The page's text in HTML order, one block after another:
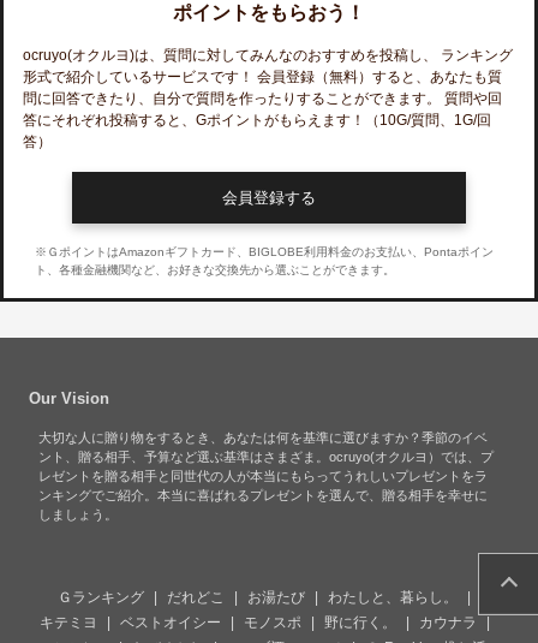
ポイントをもらおう！
ocruyo(オクルヨ)は、質問に対してみんなのおすすめを投稿し、 ランキング
形式で紹介しているサービスです！ 会員登録（無料）すると、あなたも質
問に回答できたり、自分で質問を作ったりすることができます。 質問や回
答にそれぞれ投稿すると、Gポイントがもらえます！
（10G/質問、1G/回
答）
会員登録する
※ＧポイントはAmazonギフトカード、BIGLOBE利用料金のお支払い、Pontaポイン
ト、各種金融機関など、お好きな交換先から選ぶことができます。
Our Vision
大切な人に贈り物をするとき、あなたは何を基準に選びますか？季節のイベ
ント、贈る相手、予算など選ぶ基準はさまざま。ocruyo(オクルヨ）では、プ
レゼントを贈る相手と同世代の人が本当にもらってうれしいプレゼントをラ
ンキングでご紹介。本当に喜ばれるプレゼントを選んで、贈る相手を幸せに
しましょう。
Ｇランキング だれどこ お湯たび
わたしと、暮らし。
キテミヨ
ベストオイシー モノスポ 野に行く。
カウナラ